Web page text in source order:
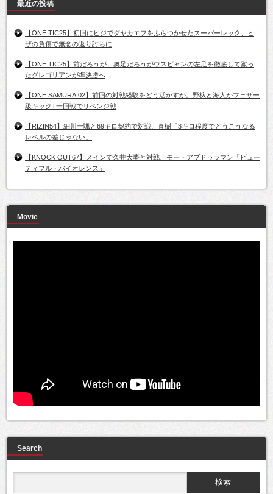
最近の投稿
【ONE TIC25】初回にヒジでダヤカエフをふらつかせたスーパーレック、ヒ
ザの負傷で無念の返り討ちに
【ONE TIC25】前だろうが、奥足だろうがウスビャンの左足を徹底して蹴っ
たグレゴリアンが準決勝へ
【ONE SAMURAI02】前回の対戦経験をどう活かすか。野杁と海人がフェザー
級キックT一回戦でリベンジ戦
【RIZIN54】細川一颯と69キロ契約で対戦、直樹「3キロ程度でどうこうなる
レベルの差じゃない」
【KNOCK OUT67】メインで久井大夢と対戦、モー・アブドゥラマン「ビュー
ティフル・バイオレンス」
Movie
Search